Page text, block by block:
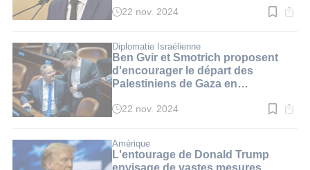
Temps
:
3
min.
22 nov. 2024
Diplomatie Israélienne
Ben Gvir et Smotrich proposent
d'encourager le départ des
Palestiniens de Gaza en
la CPI
Temps
:
2
min.
22 nov. 2024
Amérique
L'entourage de Donald Trump
envisage de vastes mesures